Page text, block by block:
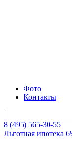
Фото
Контакты
8 (495) 565-30-55
Льготная ипотека